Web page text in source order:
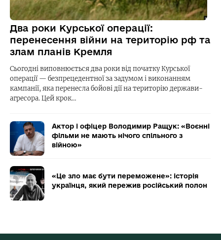
Два роки Курської операції:
перенесення війни на територію рф та
злам планів Кремля
Сьогодні виповнюється два роки від початку Курської
операції — безпрецедентної за задумом і виконанням
кампанії, яка перенесла бойові дії на територію держави-
агресора. Цей крок…
Актор і офіцер Володимир Ращук: «Воєнні
фільми не мають нічого спільного з
війною»
«Це зло має бути переможене»: історія
українця, який пережив російський полон